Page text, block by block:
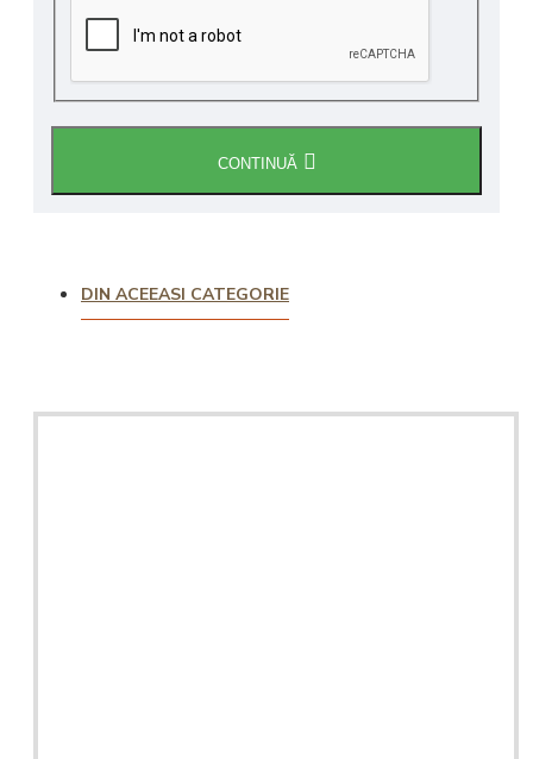
CONTINUĂ
DIN ACEEASI CATEGORIE